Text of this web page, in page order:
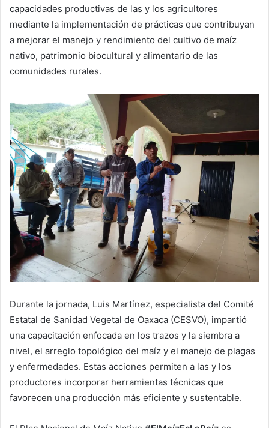
capacidades productivas de las y los agricultores
mediante la implementación de prácticas que contribuyan
a mejorar el manejo y rendimiento del cultivo de maíz
nativo, patrimonio biocultural y alimentario de las
comunidades rurales.
Durante la jornada, Luis Martínez, especialista del Comité
Estatal de Sanidad Vegetal de Oaxaca (CESVO), impartió
una capacitación enfocada en los trazos y la siembra a
nivel, el arreglo topológico del maíz y el manejo de plagas
y enfermedades. Estas acciones permiten a las y los
productores incorporar herramientas técnicas que
favorecen una producción más eficiente y sustentable.